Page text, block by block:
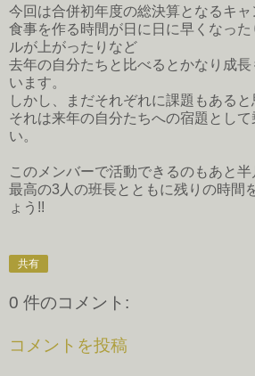
今回は合併初年度の総決算となるキャ
食事を作る時間が日に日に早くなっ
ルが上がったりなど
去年の自分たちと比べるとかなり成
います。
しかし、まだそれぞれに課題もあると
それは来年の自分たちへの宿題として
い。
このメンバーで活動できるのもあと半
最高の3人の班長とともに残りの時間
ょう!!
共有
0 件のコメント:
コメントを投稿